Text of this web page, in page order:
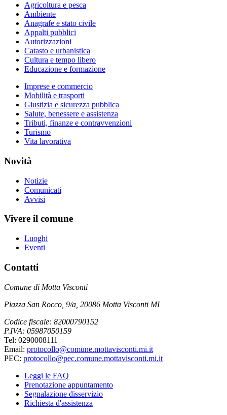
Agricoltura e pesca
Ambiente
Anagrafe e stato civile
Appalti pubblici
Autorizzazioni
Catasto e urbanistica
Cultura e tempo libero
Educazione e formazione
Imprese e commercio
Mobilità e trasporti
Giustizia e sicurezza pubblica
Salute, benessere e assistenza
Tributi, finanze e contravvenzioni
Turismo
Vita lavorativa
Novità
Notizie
Comunicati
Avvisi
Vivere il comune
Luoghi
Eventi
Contatti
Comune di Motta Visconti
Piazza San Rocco, 9/a, 20086 Motta Visconti MI
Codice fiscale: 82000790152
P.IVA: 05987050159
Tel: 0290008111
Email: protocollo@comune.mottavisconti.mi.it
PEC: protocollo@pec.comune.mottavisconti.mi.it
Leggi le FAQ
Prenotazione appuntamento
Segnalazione disservizio
Richiesta d'assistenza